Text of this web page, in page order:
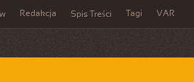
Redakcja Spis Treści Tagi VAR